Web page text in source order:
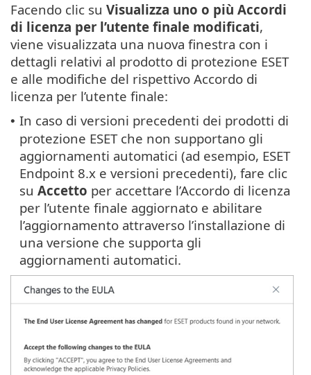
Facendo clic su Visualizza uno o più Accordi
di licenza per l’utente finale modificati,
viene visualizzata una nuova finestra con i
dettagli relativi al prodotto di protezione ESET
e alle modifiche del rispettivo Accordo di
licenza per l’utente finale:
• In caso di versioni precedenti dei prodotti di
protezione ESET che non supportano gli
aggiornamenti automatici (ad esempio, ESET
Endpoint 8.x e versioni precedenti), fare clic
su Accetto per accettare l’Accordo di licenza
per l’utente finale aggiornato e abilitare
l’aggiornamento attraverso l’installazione di
una versione che supporta gli
aggiornamenti automatici.